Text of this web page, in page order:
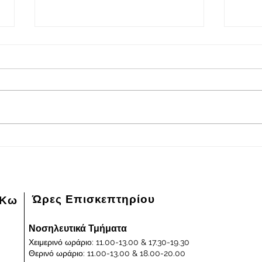
Πρόγραμμα εφημερευόντων
08/08/2026 και ημέρα Σάββατο
07/
Κω Ώρες Επισκεπτηρίου
Νοσηλευτικά Τμήματα
Χειμερινό ωράριο: 11.00-13.00 & 17.30-19.30
Θερινό ωράριο: 11.00-13.00 & 18.00-20.00